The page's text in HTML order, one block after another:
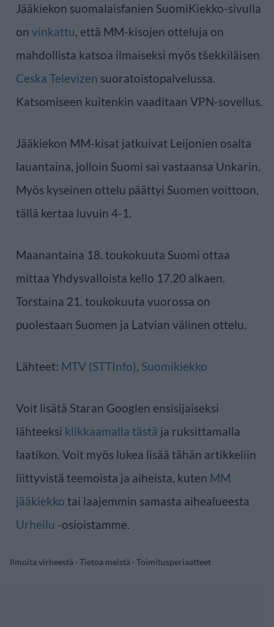
Jääkiekon suomalaisfanien SuomiKiekko-sivulla
on vinkattu, että MM-kisojen otteluja on
mahdollista katsoa ilmaiseksi myös tšekkiläisen
Ceska Televizen suoratoistopalvelussa.
Katsomiseen kuitenkin vaaditaan VPN-sovellus.
Jääkiekon MM-kisat jatkuivat Leijonien osalta
lauantaina, jolloin Suomi sai vastaansa Unkarin.
Myös kyseinen ottelu päättyi Suomen voittoon,
tällä kertaa luvuin 4-1.
Maanantaina 18. toukokuuta Suomi ottaa
mittaa Yhdysvalloista kello 17.20 alkaen.
Torstaina 21. toukokuuta vuorossa on
puolestaan Suomen ja Latvian välinen ottelu.
Lähteet: MTV (STTInfo), Suomikiekko
Voit lisätä Staran Googlen ensisijaiseksi
lähteeksi klikkaamalla tästä ja ruksittamalla
laatikon. Voit myös lukea lisää tähän artikkeliin
liittyvistä teemoista ja aiheista, kuten MM
jääkiekko tai laajemmin samasta aihealueesta
Urheilu -osioistamme.
Ilmoita virheestä · Tietoa meistä · Toimitusperiaatteet